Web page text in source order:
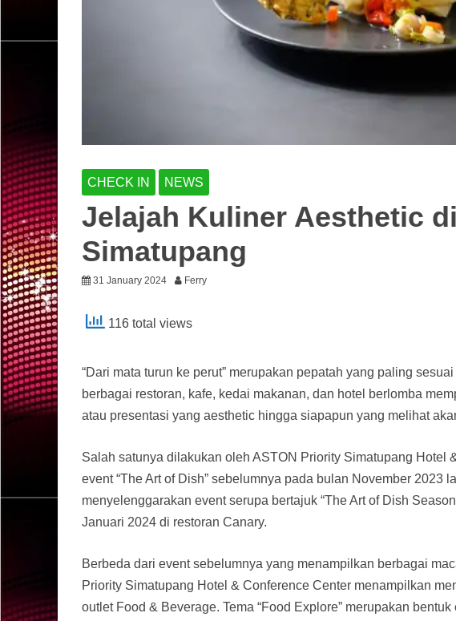
CHECK IN NEWS
Jelajah Kuliner Aesthetic
Simatupang
31 January 2024 Ferry
116 total views
“Dari mata turun ke perut” merupakan pepatah yang paling
berbagai restoran, kafe, kedai makanan, dan hotel berlomba
atau presentasi yang aesthetic hingga siapapun yang melihat
Salah satunya dilakukan oleh ASTON Priority Simatupang Hotel
event “The Art of Dish” sebelumnya pada bulan November 2023
menyelenggarakan event serupa bertajuk “The Art of Dish
Januari 2024 di restoran Canary.
Berbeda dari event sebelumnya yang menampilkan berbagai
Priority Simatupang Hotel & Conference Center menampilkan
outlet Food & Beverage. Tema “Food Explore” merupakan